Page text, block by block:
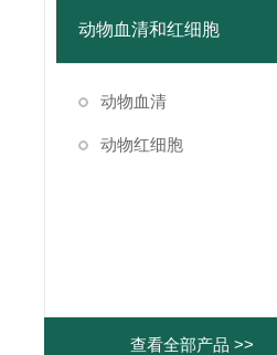
动物血清和红细胞
动物血清
动物红细胞
查看全部产品 >>